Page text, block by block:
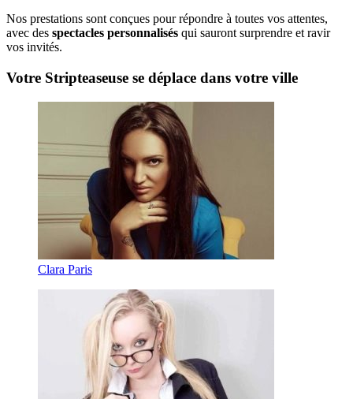
Nos prestations sont conçues pour répondre à toutes vos attentes,
avec des spectacles personnalisés qui sauront surprendre et ravir
vos invités.
Votre Stripteaseuse se déplace dans votre ville
Clara Paris